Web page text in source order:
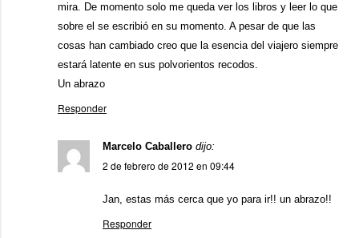
mira. De momento solo me queda ver los libros y leer lo que
sobre el se escribió en su momento. A pesar de que las
cosas han cambiado creo que la esencia del viajero siempre
estará latente en sus polvorientos recodos.
Un abrazo
Responder
Marcelo Caballero dijo:
2 de febrero de 2012 en 09:44
Jan, estas más cerca que yo para ir!! un abrazo!!
Responder